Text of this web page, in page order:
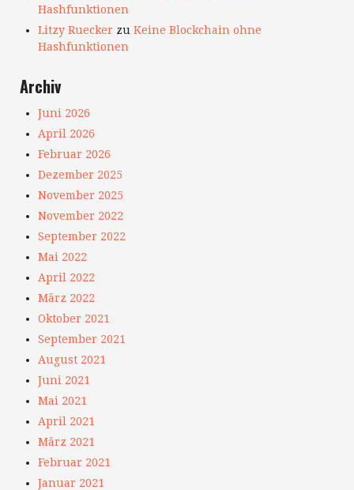
Hashfunktionen
Litzy Ruecker zu Keine Blockchain ohne
Hashfunktionen
Archiv
Juni 2026
April 2026
Februar 2026
Dezember 2025
November 2025
November 2022
September 2022
Mai 2022
April 2022
März 2022
Oktober 2021
September 2021
August 2021
Juni 2021
Mai 2021
April 2021
März 2021
Februar 2021
Januar 2021